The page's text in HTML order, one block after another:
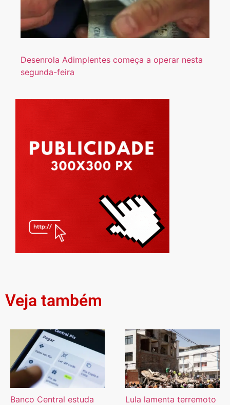
Desenrola Adimplentes começa a operar nesta
segunda-feira
Veja também
Banco Central estuda
Lula lamenta terremoto